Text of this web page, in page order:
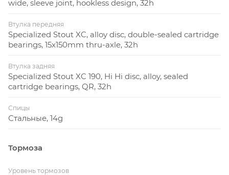
подъём 6°, анти-
Specialized Stout XC, 6061
алюминий, двойной баттинг,
ТОРМОЗНАЯ
СИСТЕМА
Тормоза
wide, sleeve joint, hookless design, 32h
Втулка передняя
Specialized Stout XC, alloy disc, double-sealed cartridge
bearings, 15x150mm thru-axle, 32h
Втулка задняя
Specialized Stout XC 190, Hi Hi disc, alloy, sealed
cartridge bearings, QR, 32h
Спицы
Стальные, 14g
Тормоза
Уровень тормозов